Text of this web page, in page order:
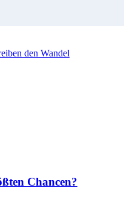
den Wandel
Chancen?